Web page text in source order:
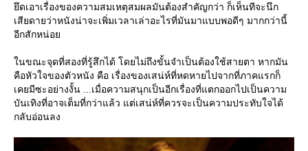
ึดเอาเรื่องของความสมเหตุสมผลมันต้องสำคัญกว่า ก็เห็นทีจะนึก
เสียดายว่าหนังน่าจะเพิ่มเวลาเล่าอะไรที่มันมาแบบพอดีๆ มากกว่านี้
อีกสักหน่อ
นขณะจุดที่สองที่รู้สึกได้ โดยไม่ถึงขั้นจำเป็นต้องใช้สายตา หากมัน
คือหัวใจของตัวหนัง คือ เรื่องของเสน่ห์ที่หดหายไปจากที่ภาคแรกก็
เคยมีซะอย่างงั้น ...เมื่อความสนุกเป็นอีกเรื่องที่แตกออกไปเป็นความ
บันเทิงที่อาจเต็มที่กว่าแล้ว แต่เสน่ห์ที่ควรจะเป็นความประทับใจได้
กลับอ่อนลง